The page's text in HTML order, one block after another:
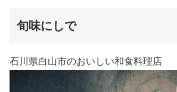
旬味にしで
石川県白山市のおいしい和食料理店